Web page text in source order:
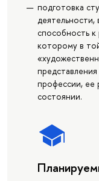
подготовка
способность
которому в
профессии, ее
состоянии.